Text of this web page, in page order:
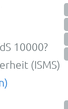
10000?
(ISMS)